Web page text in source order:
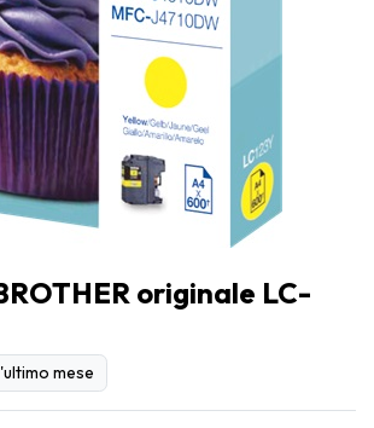
originale LC-
mese